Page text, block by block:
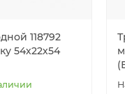
118792
54х22х54